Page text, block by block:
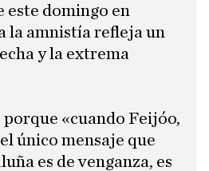
este domingo en
la amnistía refleja un
y la extrema
«cuando Feijóo,
único mensaje que
es de venganza, es